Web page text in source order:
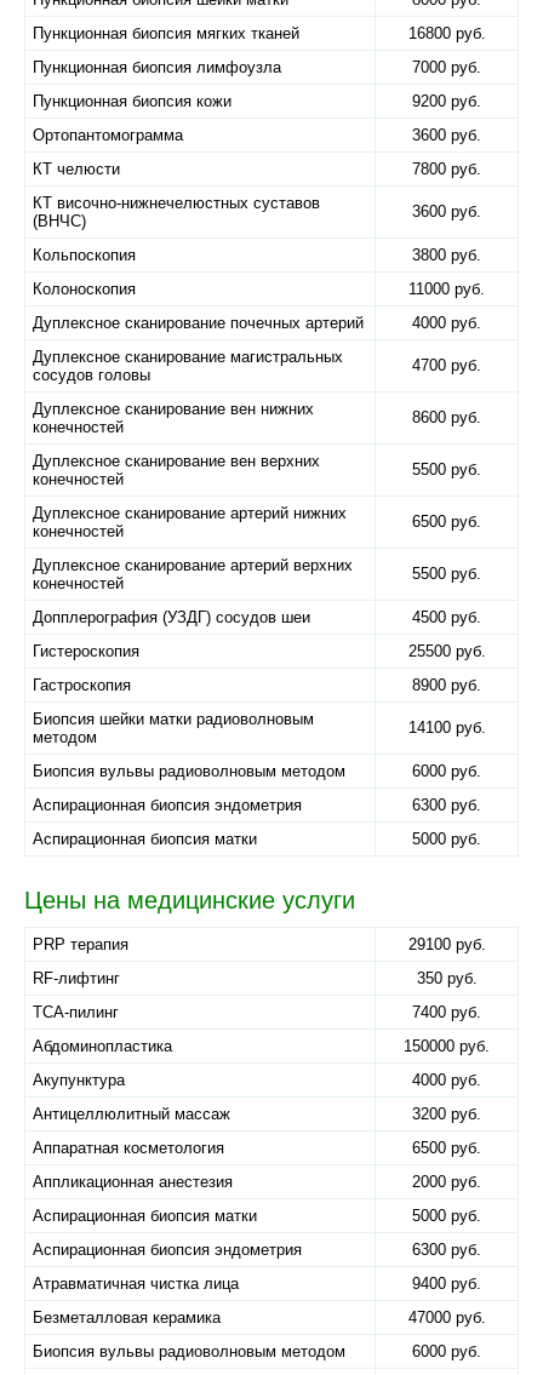
Пункционная биопсия мягких тканей
16800 руб.
Пункционная биопсия лимфоузла
7000 руб.
Пункционная биопсия кожи
9200 руб.
Ортопантомограмма
3600 руб.
КТ челюсти
7800 руб.
КТ височно-нижнечелюстных суставов
(ВНЧС)
3600 руб.
Кольпоскопия
3800 руб.
Колоноскопия
11000 руб.
Дуплексное сканирование почечных артерий
4000 руб.
Дуплексное сканирование магистральных
сосудов головы
4700 руб.
Дуплексное сканирование вен нижних
конечностей
8600 руб.
Дуплексное сканирование вен верхних
конечностей
5500 руб.
Дуплексное сканирование артерий нижних
конечностей
6500 руб.
Дуплексное сканирование артерий верхних
конечностей
5500 руб.
Допплерография (УЗДГ) сосудов шеи
4500 руб.
Гистероскопия
25500 руб.
Гастроскопия
8900 руб.
Биопсия шейки матки радиоволновым
методом
14100 руб.
Биопсия вульвы радиоволновым методом
6000 руб.
Аспирационная биопсия эндометрия
6300 руб.
Аспирационная биопсия матки
5000 руб.
Цены на медицинские услуги
PRP терапия
29100 руб.
RF-лифтинг
350 руб.
TCA-пилинг
7400 руб.
Абдоминопластика
150000 руб.
Акупунктура
4000 руб.
Антицеллюлитный массаж
3200 руб.
Аппаратная косметология
6500 руб.
Аппликационная анестезия
2000 руб.
Аспирационная биопсия матки
5000 руб.
Аспирационная биопсия эндометрия
6300 руб.
Атравматичная чистка лица
9400 руб.
Безметалловая керамика
47000 руб.
Биопсия вульвы радиоволновым методом
6000 руб.